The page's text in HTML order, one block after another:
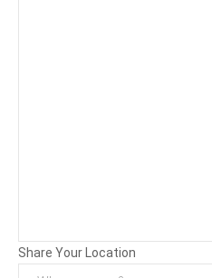
Share Your Location